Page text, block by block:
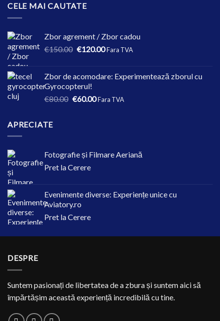
CELE MAI CAUTATE
Zbor agrement / Zbor cadou
€150.00 Prețul
fost:
€150.00.
€120.00Prețul
€120.00.
Fara TVA
Zbor de acomodare: Experimentează zborul cu
Gyrocopterul!
€80.00 Prețul
€60.00Prețul
Fara TVA
APRECIATE
Fotografie și Filmare Aeriană
Pret la Cerere
Evenimente diverse: Experiențe unice cu
Aviatory.ro
Pret la Cerere
DESPRE
Suntem pasionați de libertatea de a zbura și suntem aici să
împărtășim această experiență incredibilă cu tine.